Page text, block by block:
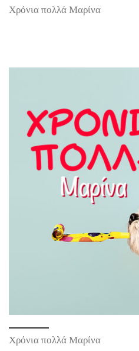
Χρόνια πολλά Μαρίνα
Χρόνια πολλά Μαρίνα